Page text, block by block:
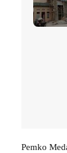
Pemko